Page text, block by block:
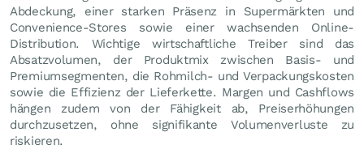
Abdeckung, einer starken Präsenz in Supermärkten und
Convenience-Stores sowie einer wachsenden Online-
Distribution. Wichtige wirtschaftliche Treiber sind das
Absatzvolumen, der Produktmix zwischen Basis- und
Premiumsegmenten, die Rohmilch- und Verpackungskosten
sowie die Effizienz der Lieferkette. Margen und Cashflows
hängen zudem von der Fähigkeit ab, Preiserhöhungen
durchzusetzen, ohne signifikante Volumenverluste zu
riskieren.